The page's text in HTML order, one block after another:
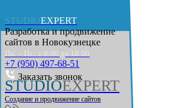
STUDIOEXPERT
Разработка и продвижение
сайтов в Новокузнецке
Пн. – Пт.: с 9:00 до 18:00
+7 (950) 497-68-51
Заказать звонок
STUDIOEXPERT
Создание и продвижение сайтов